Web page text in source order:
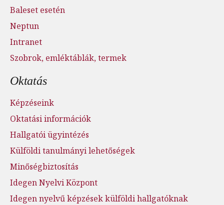
Baleset esetén
Neptun
Intranet
Szobrok, emléktáblák, termek
Oktatás
Képzéseink
Oktatási információk
Hallgatói ügyintézés
Külföldi tanulmányi lehetőségek
Minőségbiztosítás
Idegen Nyelvi Központ
Idegen nyelvű képzések külföldi hallgatóknak